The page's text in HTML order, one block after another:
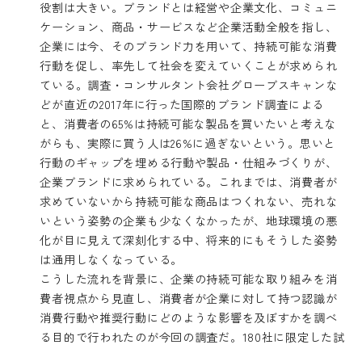
役割は大きい。ブランドとは経営や企業文化、コミュニ
ケーション、商品・サービスなど企業活動全般を指し、
企業には今、そのブランド力を用いて、持続可能な消費
行動を促し、率先して社会を変えていくことが求められ
ている。調査・コンサルタント会社グローブスキャンな
どが直近の2017年に行った国際的ブランド調査による
と、消費者の65%は持続可能な製品を買いたいと考えな
がらも、実際に買う人は26%に過ぎないという。思いと
行動のギャップを埋める行動や製品・仕組みづくりが、
企業ブランドに求められている。これまでは、消費者が
求めていないから持続可能な商品はつくれない、売れな
いという姿勢の企業も少なくなかったが、地球環境の悪
化が目に見えて深刻化する中、将来的にもそうした姿勢
は通用しなくなっている。
こうした流れを背景に、企業の持続可能な取り組みを消
費者視点から見直し、消費者が企業に対して持つ認識が
消費行動や推奨行動にどのような影響を及ぼすかを調べ
る目的で行われたのが今回の調査だ。180社に限定した試